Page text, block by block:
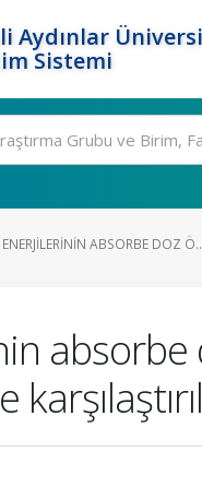
Aydınlar
Sistemi
ABSORBE DOZ